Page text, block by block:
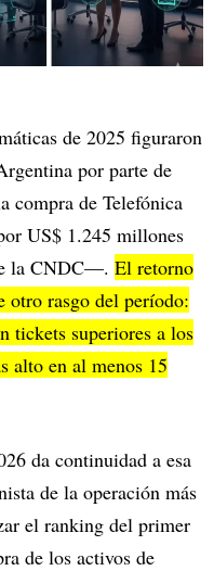
de 2025 figuraron
por parte de
compra de Telefónica
US$ 1.245 millones
la CNDC—. El retorno
otro rasgo del período:
tickets superiores a los
alto en al menos 15
da continuidad a esa
de la operación más
el ranking del primer
de los activos de